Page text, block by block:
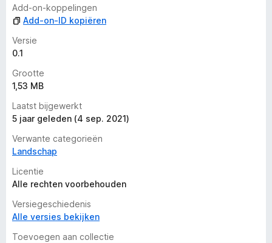
a
a
r
d
e
i
n
g
e
Add-on-koppelingen
Add-on-ID kopiëren
Versie
0.1
Grootte
1,53 MB
Laatst bijgewerkt
5 jaar geleden (4 sep. 2021)
Verwante categorieën
Landschap
Licentie
Alle rechten voorbehouden
Versiegeschiedenis
Alle versies bekijken
Toevoegen aan collectie